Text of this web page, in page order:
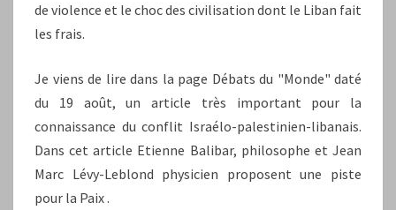
de violence et le choc des civilisation dont le Liban fait
les frais.
Je viens de lire dans la page Débats du "Monde" daté
du 19 août, un article très important pour la
connaissance du conflit Israélo-palestinien-libanais.
Dans cet article Etienne Balibar, philosophe et Jean
Marc Lévy-Leblond physicien proposent une piste
pour la Paix .